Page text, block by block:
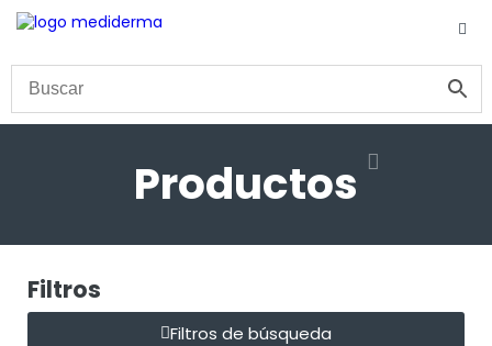
Productos
Filtros
Filtros de búsqueda